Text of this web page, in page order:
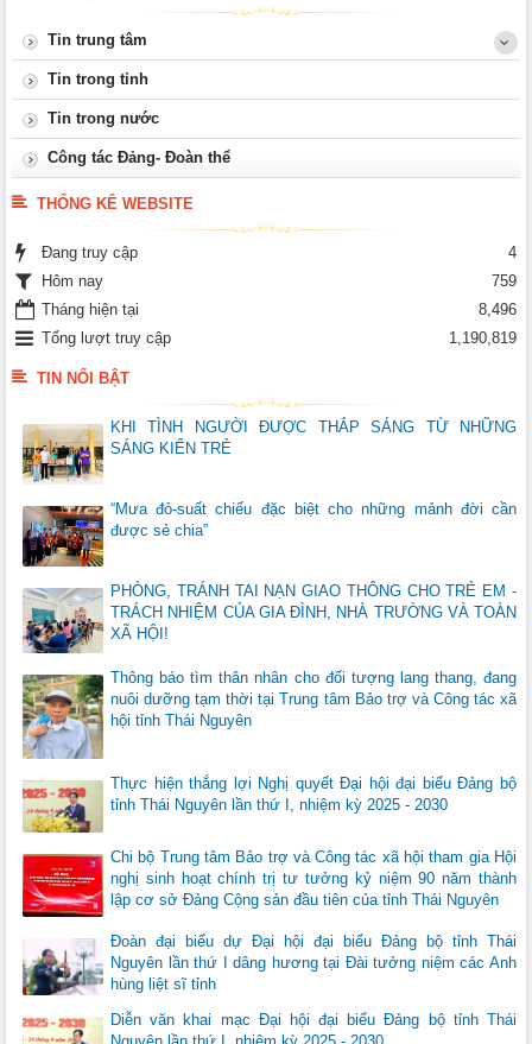
Tin trung tâm
Tin trong tỉnh
Tin trong nước
Công tác Đảng- Đoàn thể
THỐNG KÊ WEBSITE
Đang truy cập
4
Hôm nay
759
Tháng hiện tại
8,496
Tổng lượt truy cập
1,190,819
TIN NỔI BẬT
KHI TÌNH NGƯỜI ĐƯỢC THẮP SÁNG TỪ NHỮNG
SÁNG KIẾN TRẺ
“Mưa đỏ-suất chiếu đặc biệt cho những mảnh đời cần
được sẻ chia”
PHÒNG, TRÁNH TAI NẠN GIAO THÔNG CHO TRẺ EM -
TRÁCH NHIỆM CỦA GIA ĐÌNH, NHÀ TRƯỜNG VÀ TOÀN
XÃ HỘI!
Thông báo tìm thân nhân cho đối tượng lang thang, đang
nuôi dưỡng tạm thời tại Trung tâm Bảo trợ và Công tác xã
hội tỉnh Thái Nguyên
Thực hiện thắng lợi Nghị quyết Đại hội đại biểu Đảng bộ
tỉnh Thái Nguyên lần thứ I, nhiệm kỳ 2025 - 2030
Chi bộ Trung tâm Bảo trợ và Công tác xã hội tham gia Hội
nghị sinh hoạt chính trị tư tưởng kỷ niệm 90 năm thành
lập cơ sở Đảng Cộng sản đầu tiên của tỉnh Thái Nguyên
Đoàn đại biểu dự Đại hội đại biểu Đảng bộ tỉnh Thái
Nguyên lần thứ I dâng hương tại Đài tưởng niệm các Anh
hùng liệt sĩ tỉnh
Diễn văn khai mạc Đại hội đại biểu Đảng bộ tỉnh Thái